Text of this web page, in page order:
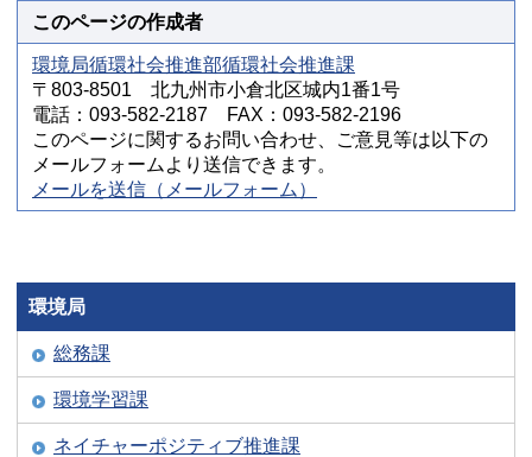
このページの作成者
環境局循環社会推進部循環社会推進課
〒803-8501 北九州市小倉北区城内1番1号
電話：093-582-2187 FAX：093-582-2196
このページに関するお問い合わせ、ご意見等は以下の
メールフォームより送信できます。
メールを送信（メールフォーム）
環境局
総務課
環境学習課
ネイチャーポジティブ推進課